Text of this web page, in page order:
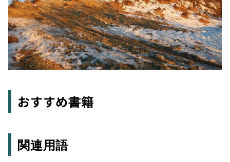
おすすめ書籍
関連用語